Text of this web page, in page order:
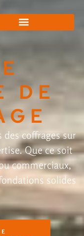
DE
des coffrages sur
Que ce soit
commerciaux,
solides